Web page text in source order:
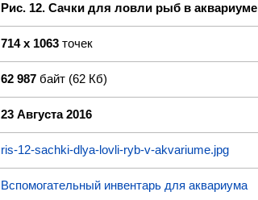
Рис. 12. Сачки для ловли рыб в аквариуме
714 x 1063 точек
62 987 байт (62 Кб)
23 Августа 2016
ris-12-sachki-dlya-lovli-ryb-v-akvariume.jpg
Вспомогательный инвентарь для аквариума